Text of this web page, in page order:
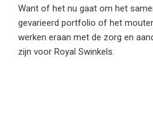
Want of het nu gaat om het
gevarieerd portfolio of het
werken eraan met de zorg en
zijn voor Royal Swinkels.